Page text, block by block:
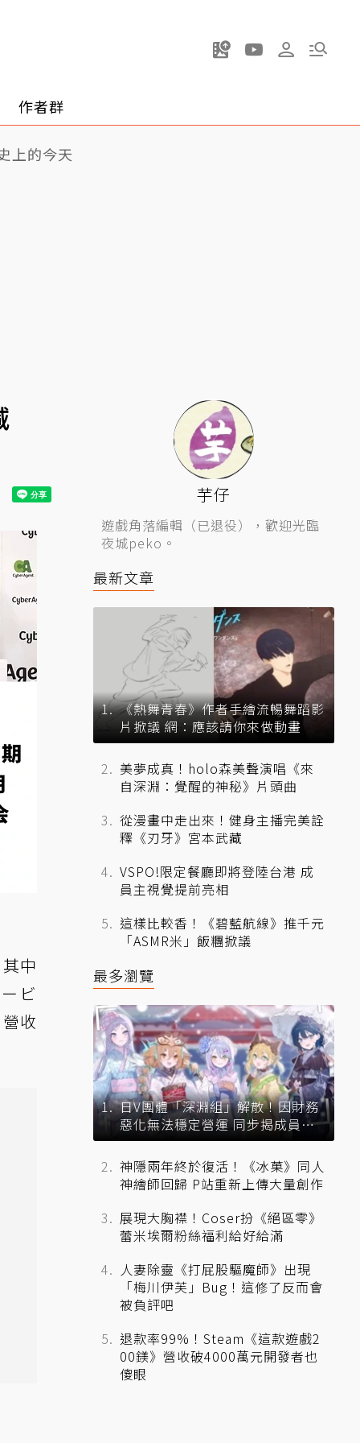
作者群
上的今天
中
ビ
收
芋仔
遊戲角落編輯（已退役），歡迎光臨
夜城peko。
最新文章
《熱舞青春》作者手繪流暢舞蹈影
片掀議 網：應該請你來做動畫
美夢成真！holo森美聲演唱《來
自深淵：覺醒的神秘》片頭曲
從漫畫中走出來！健身主播完美詮
釋《刃牙》宮本武藏
VSPO!限定餐廳即將登陸台港 成
員主視覺提前亮相
這樣比較香！《碧藍航線》推千元
「ASMR米」飯糰掀議
最多瀏覽
日V團體「深淵組」解散！因財務
惡化無法穩定營運 同步揭成員未
來去向
神隱兩年終於復活！《冰菓》同人
神繪師回歸 P站重新上傳大量創作
展現大胸襟！Coser扮《絕區零》
蕾米埃爾粉絲福利給好給滿
人妻除靈《打屁股驅魔師》出現
「梅川伊芙」Bug！這修了反而會
被負評吧
退款率99%！Steam《這款遊戲2
00鎂》營收破4000萬元開發者也
傻眼